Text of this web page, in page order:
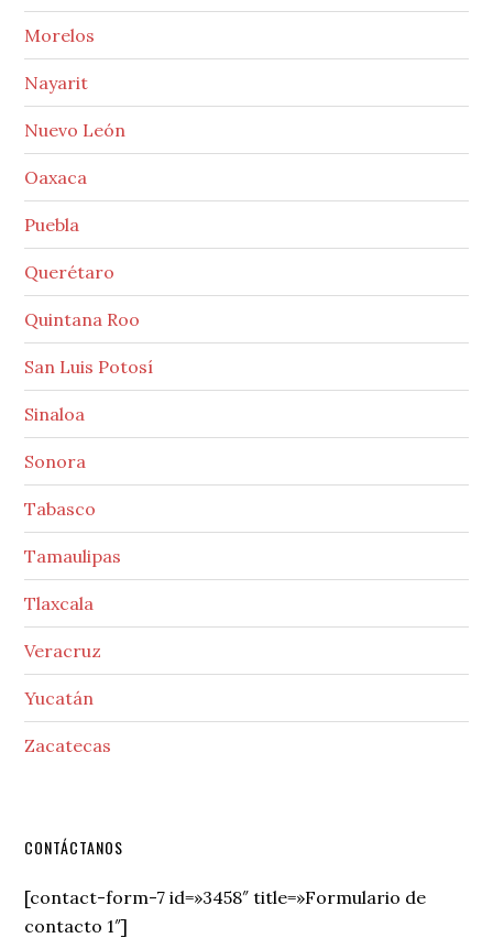
Morelos
Nayarit
Nuevo León
Oaxaca
Puebla
Querétaro
Quintana Roo
San Luis Potosí
Sinaloa
Sonora
Tabasco
Tamaulipas
Tlaxcala
Veracruz
Yucatán
Zacatecas
Secondary
Sidebar
CONTÁCTANOS
[contact-form-7 id=»3458″ title=»Formulario de
contacto 1″]